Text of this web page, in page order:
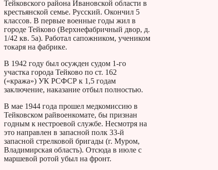
Тейковского района Ивановской области в
крестьянской семье. Русский. Окончил 5
классов. В первые военные годы жил в
городе Тейково (Верхнефабричный двор, д.
1/42 кв. 5а). Работал сапожником, учеником
токаря на фабрике.
В 1942 году был осужден судом 1-го
участка города Тейково по ст. 162
(«кража») УК РСФСР к 1,5 годам
заключение, наказание отбыл полностью.
В мае 1944 года прошел медкомиссию в
Тейковском райвоенкомате, бы признан
годным к нестроевой службе. Несмотря на
это направлен в запасной полк 33-й
запасной стрелковой бригады (г. Муром,
Владимирская область). Отсюда в июле с
маршевой ротой убыл на фронт.